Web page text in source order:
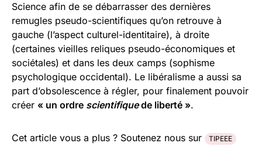
Science afin de se débarrasser des dernières
remugles pseudo-scientifiques qu’on retrouve à
gauche (l’aspect culturel-identitaire), à droite
(certaines vieilles reliques pseudo-économiques et
sociétales) et dans les deux camps (sophisme
psychologique occidental). Le libéralisme a aussi sa
part d’obsolescence à régler, pour finalement pouvoir
créer « un ordre scientifiquede liberté ».
Cet article vous a plus ? Soutenez nous sur TIPEEE